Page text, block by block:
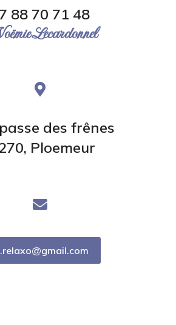
88 70 71 48
Lecardonnel
des frênes
Ploemeur